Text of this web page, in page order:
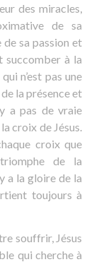
des miracles,
de sa
de sa passion et
succomber à la
n’est pas une
la présence et
a pas de vraie
croix de Jésus.
croix que
de la
a la gloire de la
toujours à
souffrir, Jésus
qui cherche à